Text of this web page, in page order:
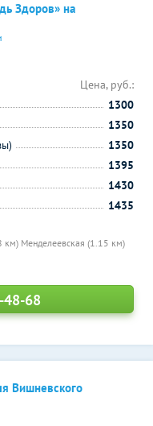
Здоров» на
км) Менделеевская (1.15 км)
Цена, руб.:
1300
1350
1350
1395
1430
1435
48-68
Вишневского